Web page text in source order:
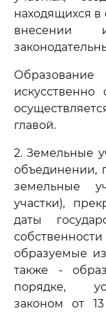
находящихся в
внесении
искусственно
главой.
2. Земельные
объединении,
земельные
участки),
даты
образуемые
также -
порядке,
законом от